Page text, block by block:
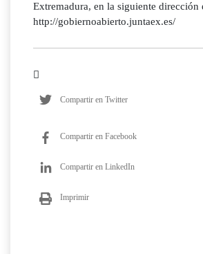
Extremadura, en la siguiente dirección
http://gobiernoabierto.juntaex.es/
Compartir en Twitter
Compartir en Facebook
Compartir en LinkedIn
Imprimir